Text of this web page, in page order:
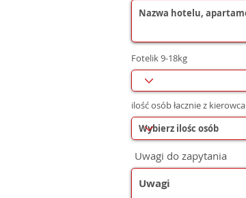
Fotelik 9-18kg
ilość osób łacznie z kierowca
Uwagi do zapytania